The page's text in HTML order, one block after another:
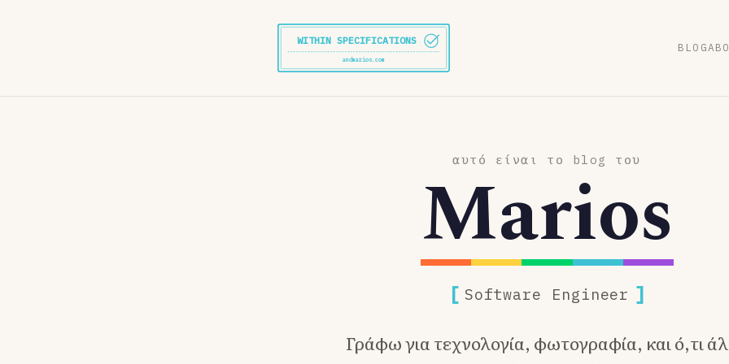
WITHIN SPECIFICATIONS
andmarios.com
BLOG
αυτό είναι το blog του
Marios
[ Software Engineer ]
Γράφω για τεχνολογία, φωτογραφία, και ό,τι